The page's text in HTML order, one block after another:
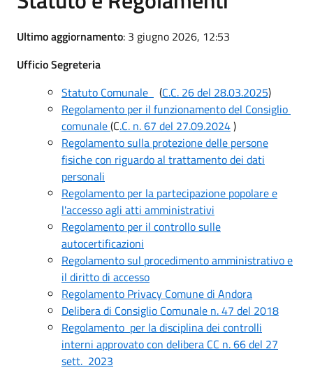
Ultimo aggiornamento: 3 giugno 2026, 12:53
Ufficio Segreteria
Statuto Comunale
(C.C. 26 del 28.03.2025)
Regolamento per il funzionamento del Consiglio
comunale(C.C. n. 67 del 27.09.2024)
Regolamento sulla protezione delle persone
fisiche con riguardo al trattamento dei dati
personali
Regolamento per la partecipazione popolare e
l'accesso agli atti amministrativi
Regolamento per il controllo sulle
autocertificazioni
Regolamento sul procedimento amministrativo e
il diritto di accesso
Regolamento Privacy Comune di Andora
Delibera di Consiglio Comunale n. 47 del 2018
Regolamento per la disciplina dei controlli
interni approvato con delibera CC n. 66 del 27
sett. 2023